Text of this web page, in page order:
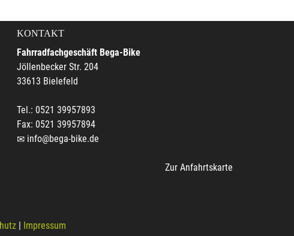
KONTAKT
Fahrradfachgeschäft Bega-Bike
Jöllenbecker Str. 204
33613 Bielefeld
Tel.: 0521 39957893
Fax: 0521 39957894
info@bega-bike.de
Zur Anfahrtskarte
| Impressum